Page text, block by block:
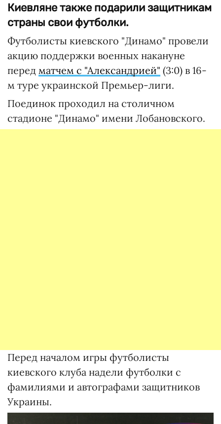
Киевляне также подарили защитникам
страны свои футболки.
Футболисты киевского "Динамо" провели
акцию поддержки военных накануне
перед матчем с "Александрией" (3:0) в 16-
м туре украинской Премьер-лиги.
Поединок проходил на столичном
стадионе "Динамо" имени Лобановского.
Перед началом игры футболисты
киевского клуба надели футболки с
фамилиями и автографами защитников
Украины.